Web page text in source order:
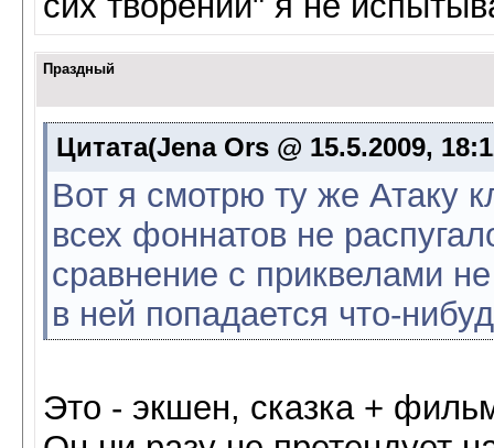
Праздный
Цитата(Jena Ors @ 15.5.2009,
Вот я смотрю ту же Атаку
всех фоннатов не
сравнение с приквелами
в ней попадается что-
Это - экшен, сказка +